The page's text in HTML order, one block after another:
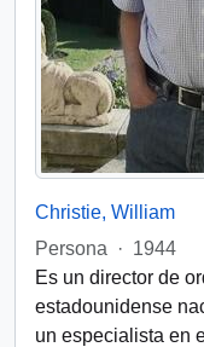
Christie, William
Persona
· 1944
Es un director de
estadounidense
un especialista en